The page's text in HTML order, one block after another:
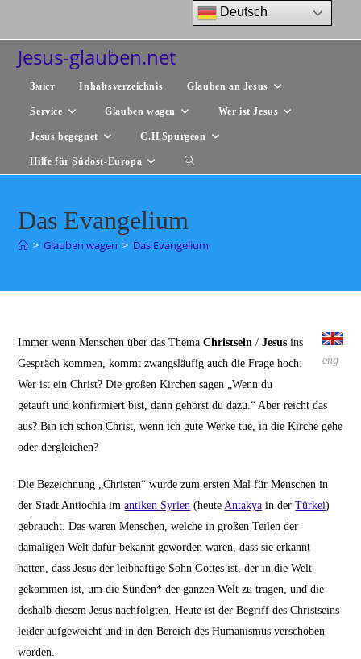
springenJesus-glauben.net
Зміст Inhaltsverzeichnis Glauben an Jesus
Service Glauben wagen Wer ist Jesus
Jesus begegnet C.H.Spurgeon
Hilfe für Südost-Europa Website-
Das Evangelium
> Glauben wagen > Das Evangelium
eng
Immer wenn Menschen über das ThemaChristsein /Jesus ins
Gespräch kommen, kommt zwangsläufig auch die Frage hoch:
Wer ist ein Christ? Die großen Kirchen sagen „Wenn du
getauft und konfirmiert bist, dann gehörst du dazu.“ Aber reicht das
aus? Bin ich schon Christ, wenn ich gute Werke tue, in die Kirche gehe
oder dergleichen?
Die Bezeichnung „Christen“ wurde zum ersten Mal für Menschen in
der Stadt Antiochia imantiken Syrien (heuteAntakya in derTürkei)
gebraucht. Das waren Menschen, welche in großen Teilen der
damaligen Welt dafür bekannt geworden waren, dass sie erkannt
hatten, dass Jesus der leibhaftige Sohn Gottes ist, der in die Welt
gekommen ist, um die Sünden* der ganzen Welt zu tragen, und die
deshalb diesem Jesus nachfolgten. Heute ist der Begriff des Christseins
leider aufgeweicht und in den Bereich des Humanismus verschoben
worden.
Deutsch